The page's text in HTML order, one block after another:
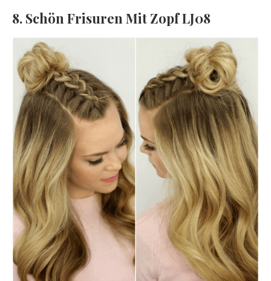
8. Schön Frisuren Mit Zopf LJ08